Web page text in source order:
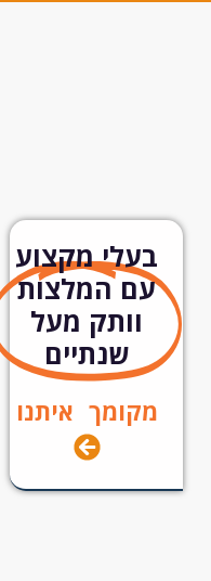
בעלי מקצוע
עם המלצות
וותק מעל
שנתיים
מקומך איתנו